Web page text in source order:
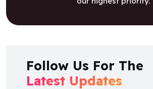
Follow Us For The
Latest Updates